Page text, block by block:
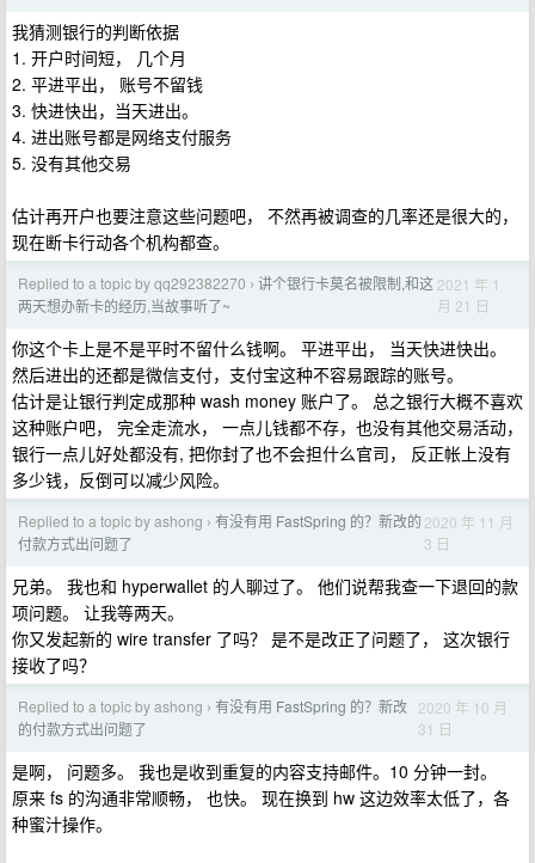
我猜测银行的判断依据
1. 开户时间短， 几个月
2. 平进平出， 账号不留钱
3. 快进快出，当天进出。
4. 进出账号都是网络支付服务
5. 没有其他交易
估计再开户也要注意这些问题吧， 不然再被调查的几率还是很大的，
现在断卡行动各个机构都查。
Replied to a topic by qq292382270 › 讲个银行卡莫名被限制,和这
两天想办新卡的经历,当故事听了~
2021 年 1
月 21 日
你这个卡上是不是平时不留什么钱啊。 平进平出， 当天快进快出。
然后进出的还都是微信支付，支付宝这种不容易跟踪的账号。
估计是让银行判定成那种 wash money 账户了。 总之银行大概不喜欢
这种账户吧， 完全走流水， 一点儿钱都不存，也没有其他交易活动，
银行一点儿好处都没有, 把你封了也不会担什么官司， 反正帐上没有
多少钱，反倒可以减少风险。
Replied to a topic by ashong › 有没有用 FastSpring 的？新改的
付款方式出问题了
2020 年 11 月
3 日
兄弟。 我也和 hyperwallet 的人聊过了。 他们说帮我查一下退回的款
项问题。 让我等两天。
你又发起新的 wire transfer 了吗？ 是不是改正了问题了， 这次银行
接收了吗？
Replied to a topic by ashong › 有没有用 FastSpring 的？新改
的付款方式出问题了
2020 年 10 月
31 日
是啊， 问题多。 我也是收到重复的内容支持邮件。10 分钟一封。
原来 fs 的沟通非常顺畅， 也快。 现在换到 hw 这边效率太低了，各
种蜜汁操作。